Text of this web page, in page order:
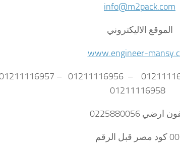
info@m2pack.com
الموقع الاليكتروني
www.engineer-
ارضي 0225880056
قبل الرقم